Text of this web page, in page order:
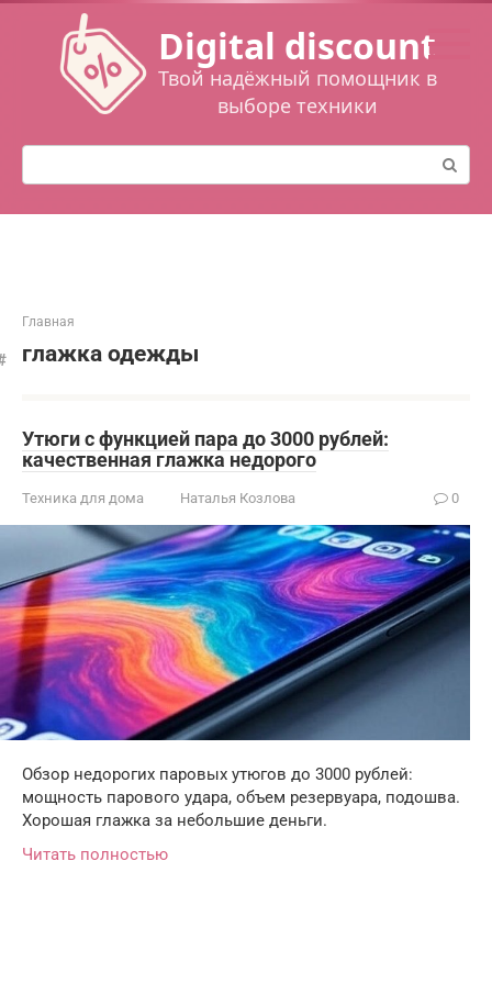
Перейти
контенту
Digital discount
Твой надёжный помощник в
выборе техники
Поиск:
Главная
глажка одежды
Утюги с функцией пара до 3000 рублей:
качественная глажка недорого
Техника для дома Наталья Козлова 0
Обзор недорогих паровых утюгов до 3000 рублей:
мощность парового удара, объем резервуара, подошва.
Хорошая глажка за небольшие деньги.
Читать полностью